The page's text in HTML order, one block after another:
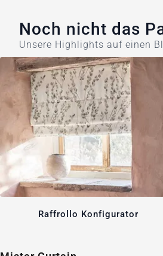
Noch nicht das
Unsere Highlights auf einen
Raffrollo Konfigurator